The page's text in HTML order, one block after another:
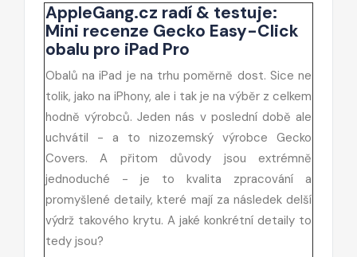
AppleGang.cz radí & testuje:
Mini recenze Gecko Easy-Click
obalu pro iPad Pro
Obalů na iPad je na trhu poměrně dost. Sice ne
tolik, jako na iPhony, ale i tak je na výběr z celkem
hodně výrobců. Jeden nás v poslední době ale
uchvátil - a to nizozemský výrobce Gecko
Covers. A přitom důvody jsou extrémně
jednoduché - je to kvalita zpracování a
promyšlené detaily, které mají za následek delší
výdrž takového krytu. A jaké konkrétní detaily to
tedy jsou?